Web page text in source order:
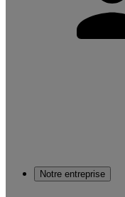
Notre entreprise